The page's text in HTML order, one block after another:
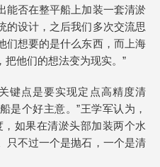
能否在整平船上加装一套清淤
的设计，之后我们多次交流思
们想要的是什么东西，而上海
他们的想法变为现实。”
键点是要实现定点高精度清
是个好主意。”王学军认为，
如果在清淤头部加装两个水
只不过一个是抛石，一个是清